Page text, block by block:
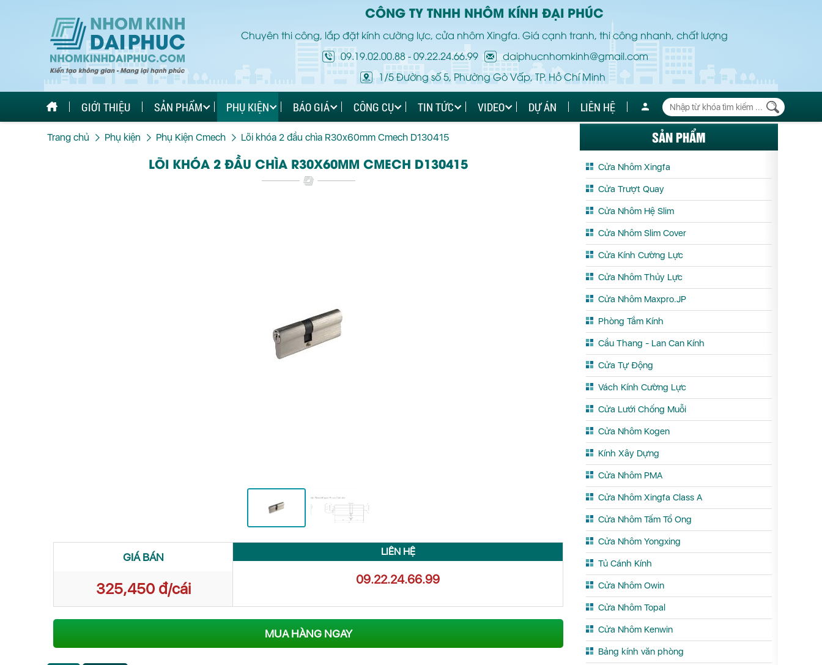
CÔNG TY TNHH NHÔM KÍNH ĐẠI PHÚC
Chuyên thi công, lắp đặt kính cường lực, cửa nhôm Xingfa. Giá cạnh tranh, thi công nhanh, chất lượng
09.19.02.00.88-09.22.24.66.99
daiphucnhomkinh@gmail.com
1/5 Đường số 5, Phường Gò Vấp, TP. Hồ Chí Minh
GIỚI THIỆU SẢN PHẨM PHỤ KIỆN BÁO GIÁ CÔNG CỤ TIN TỨC VIDEO DỰ ÁN LIÊN HỆ
Trang chủ Phụ kiện Phụ Kiện Cmech Lõi khóa 2 đầu chìa R30x60mm Cmech D130415
LÕI KHÓA 2 ĐẦU CHÌA R30X60MM CMECH D130415
GIÁ BÁN
325,450 đ/cái
LIÊN HỆ
09.22.24.66.99
MUA HÀNG NGAY
SẢN PHẨM
Cửa Nhôm Xingfa
Cửa Trượt Quay
Cửa Nhôm Hệ Slim
Cửa Nhôm Slim Cover
Cửa Kính Cường Lực
Cửa Nhôm Thủy Lực
Cửa Nhôm Maxpro.JP
Phòng Tắm Kính
Cầu Thang - Lan Can Kính
Cửa Tự Động
Vách Kính Cường Lực
Cửa Lưới Chống Muỗi
Cửa Nhôm Kogen
Kính Xây Dựng
Cửa Nhôm PMA
Cửa Nhôm Xingfa Class A
Cửa Nhôm Tấm Tổ Ong
Cửa Nhôm Yongxing
Tủ Cánh Kính
Cửa Nhôm Owin
Cửa Nhôm Topal
Cửa Nhôm Kenwin
Bảng kính văn phòng